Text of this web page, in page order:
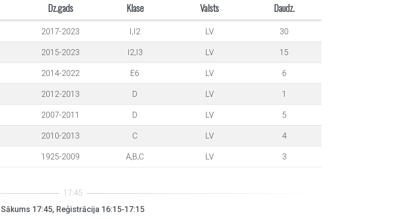
Dz.gads Klase Valsts Daudz.
2017-2023 I,I2 LV 30
2015-2023 I2,I3 LV 15
2014-2022 E6 LV 6
2012-2013 D LV 1
2007-2011 D LV 5
2010-2013 C LV 4
1925-2009 A,B,C LV 3
Sākums 17:45, Reģistrācija 16:15-17:15